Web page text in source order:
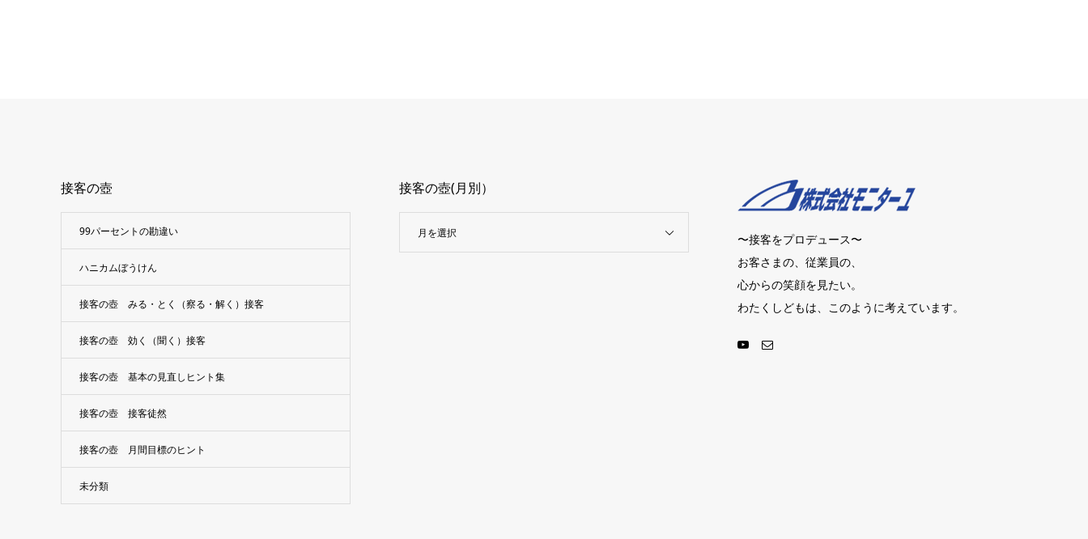
接客の壺
99パーセントの勘違い
ハニカムぼうけん
接客の壺 みる・とく（察る・解く）接客
接客の壺 効く（聞く）接客
接客の壺 基本の見直しヒント集
接客の壺 接客徒然
接客の壺 月間目標のヒント
未分類
接客の壺(月別）
月を選択
〜接客をプロデュース〜
お客さまの、従業員の、
心からの笑顔を見たい。
わたくしどもは、このように考えています。